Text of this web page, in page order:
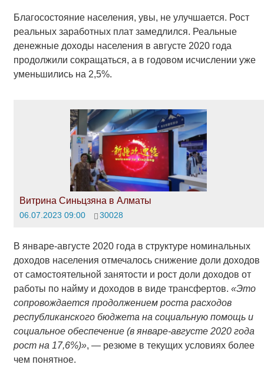
Благосостояние населения, увы, не улучшается. Рост
реальных заработных плат замедлился. Реальные
денежные доходы населения в августе 2020 года
продолжили сокращаться, а в годовом исчислении уже
уменьшились на 2,5%.
Витрина Синьцзяна в Алматы
06.07.2023 09:00 30028
В январе-августе 2020 года в структуре номинальных
доходов населения отмечалось снижение доли доходов
от самостоятельной занятости и рост доли доходов от
работы по найму и доходов в виде трансфертов. «Это
сопровождается продолжением роста расходов
республиканского бюджета на социальную помощь и
социальное обеспечение (в январе-августе 2020 года
рост на 17,6%)», — резюме в текущих условиях более
чем понятное.